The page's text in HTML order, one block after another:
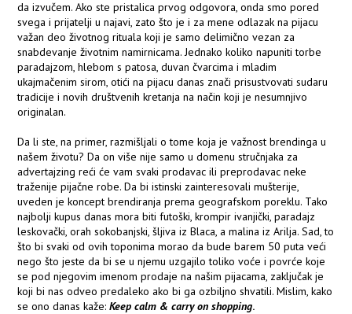
da izvučem. Ako ste pristalica prvog odgovora, onda smo pored
svega i prijatelji u najavi, zato što je i za mene odlazak na pijacu
važan deo životnog rituala koji je samo delimično vezan za
snabdevanje životnim namirnicama. Jednako koliko napuniti torbe
paradajzom, hlebom s patosa, duvan čvarcima i mladim
ukajmačenim sirom, otići na pijacu danas znači prisustvovati sudaru
tradicije i novih društvenih kretanja na način koji je nesumnjivo
originalan.
Da li ste, na primer, razmišljali o tome koja je važnost brendinga u
našem životu? Da on više nije samo u domenu stručnjaka za
advertajzing reći će vam svaki prodavac ili preprodavac neke
traženije pijačne robe. Da bi istinski zainteresovali mušterije,
uveden je koncept brendiranja prema geografskom poreklu. Tako
najbolji kupus danas mora biti futoški, krompir ivanjički, paradajz
leskovački, orah sokobanjski, šljiva iz Blaca, a malina iz Arilja. Sad, to
što bi svaki od ovih toponima morao da bude barem 50 puta veći
nego što jeste da bi se u njemu uzgajilo toliko voće i povrće koje
se pod njegovim imenom prodaje na našim pijacama, zaključak je
koji bi nas odveo predaleko ako bi ga ozbiljno shvatili. Mislim, kako
se ono danas kaže:Keep calm & carry on shopping.